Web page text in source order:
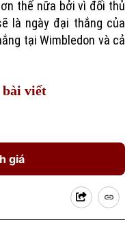
thế nữa bởi vì đối thủ
là ngày đại thắng của
tại Wimbledon và cả
bài viết
giá